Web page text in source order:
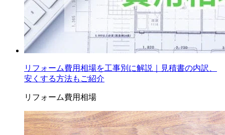
リフォーム費用相場を工事別に解説｜見積書の内訳、
安くする方法もご紹介
リフォーム費用相場